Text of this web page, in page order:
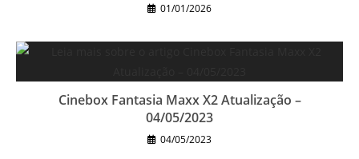
01/01/2026
Cinebox Fantasia Maxx X2 Atualização –
04/05/2023
04/05/2023